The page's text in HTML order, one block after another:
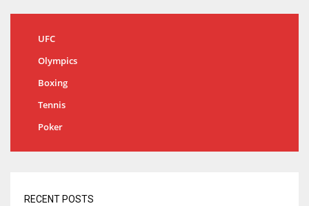
UFC
Olympics
Boxing
Tennis
Poker
RECENT POSTS